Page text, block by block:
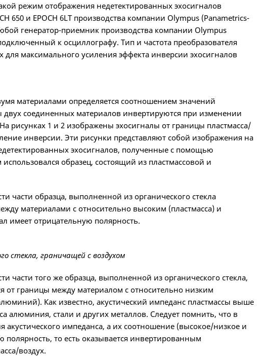
режим отображения недетектированных эхосигналов
и EPOCH 6LT производства компании Olympus (Panametrics-
генератор-приемник производства компании Olympus
к осциллографу. Тип и частота преобразователя
для максимального усиления эффекта инверсии эхосигналов
материалами определяется соотношением значений
двух соединенных материалов инвертируются при изменении
рисунках 1 и 2 изображены эхосигналы от границы пластмасса/
инверсии. Эти рисунки представляют собой изображения на
эхосигналов, полученные с помощью
образец, состоящий из пластмассовой и
части образца, выполненной из органического стекла
материалами с относительно высоким (пластмасса) и
имеет отрицательную полярность.
стекла, граничащей с воздухом
части того же образца, выполненной из органического стекла,
от границы между материалом с относительно низким
Как известно, акустический импеданс пластмассы выше
алюминия, стали и других металлов. Следует помнить, что в
импеданса, а их соотношение (высокое/низкое и
то есть оказывается инвертированным
воздух.